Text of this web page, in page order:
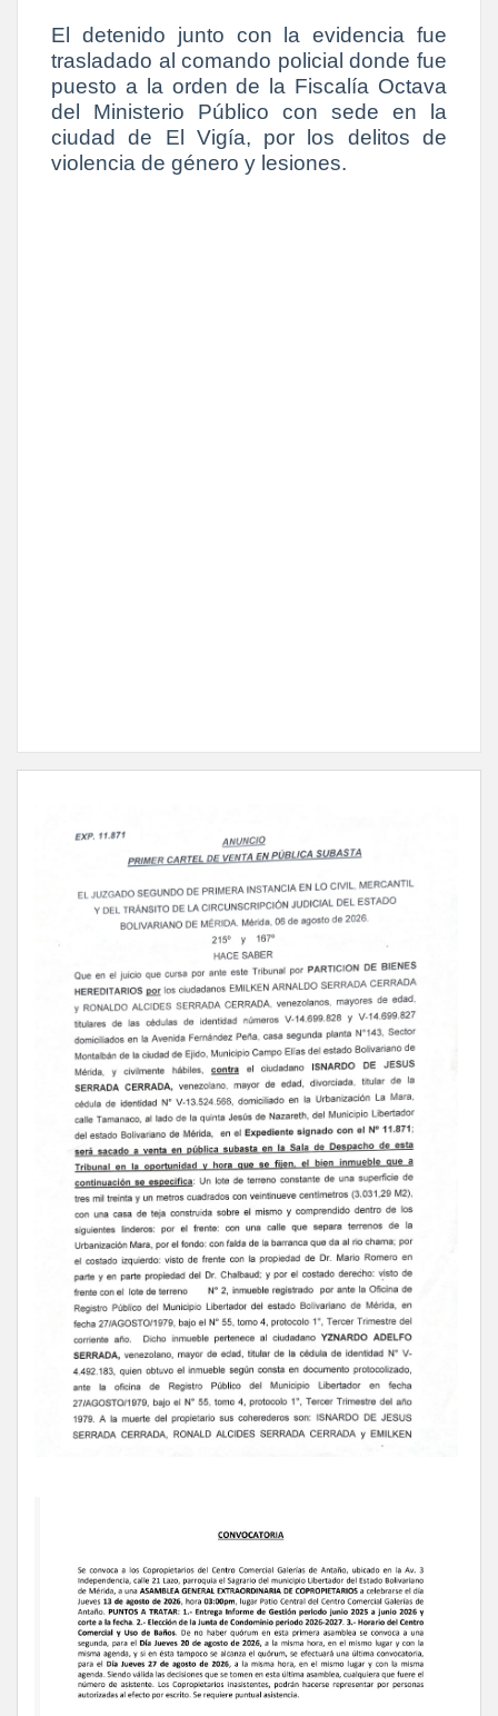
El detenido junto con la evidencia fue
trasladado al comando policial donde fue
puesto a la orden de la Fiscalía Octava
del Ministerio Público con sede en la
ciudad de El Vigía, por los delitos de
violencia de género y lesiones.